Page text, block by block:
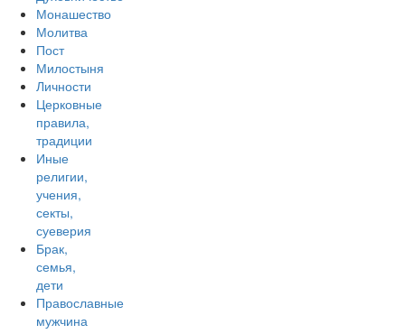
Монашество
Молитва
Пост
Милостыня
Личности
Церковные
правила,
традиции
Иные
религии,
учения,
секты,
суеверия
Брак,
семья,
дети
Православные
мужчина